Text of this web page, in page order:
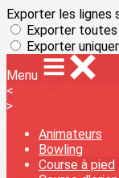
Exporter les lignes
Exporter
Exporter
Menu
<
>
Animateurs
Bowling
Course à pied